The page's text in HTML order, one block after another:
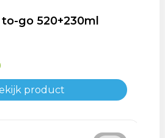
go 520+230ml
product